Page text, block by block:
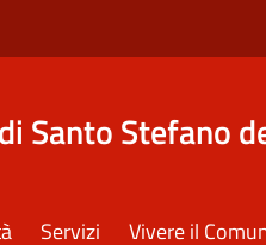
Santo Stefano
Servizi Vivere il